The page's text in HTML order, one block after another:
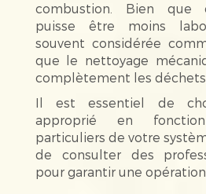
combustion. Bien que
puisse être moins
souvent considérée
que le nettoyage
complètement les déchets.
Il est essentiel de
approprié en
particuliers de votre
de consulter des
pour garantir une